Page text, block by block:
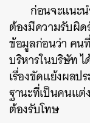
ก่อนจะแนะ
ต้องมีความรับผิด
ข้อมูลก่อนว่า คน
บริหารในบริษัท
เรื่องขัดแย้งผลป
ฐานะที่เป็นคนแต่
ต้องรับโทษ